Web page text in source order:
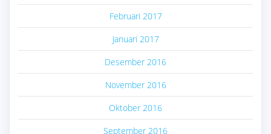
Februari 2017
Januari 2017
Desember 2016
November 2016
Oktober 2016
September 2016